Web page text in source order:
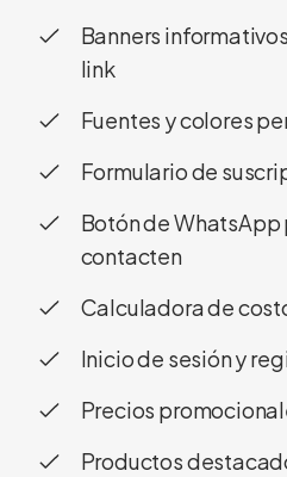
Banners
link
Fuentes y colores
Formulario de
Botón de WhatsApp
contacten
Calculadora de
Inicio de sesión y
Precios
Productos